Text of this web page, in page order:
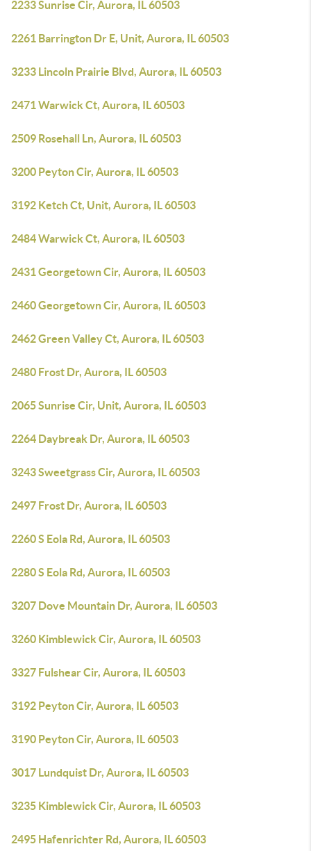
2233 Sunrise Cir, Aurora, IL 60503
2261 Barrington Dr E, Unit, Aurora, IL 60503
3233 Lincoln Prairie Blvd, Aurora, IL 60503
2471 Warwick Ct, Aurora, IL 60503
2509 Rosehall Ln, Aurora, IL 60503
3200 Peyton Cir, Aurora, IL 60503
3192 Ketch Ct, Unit, Aurora, IL 60503
2484 Warwick Ct, Aurora, IL 60503
2431 Georgetown Cir, Aurora, IL 60503
2460 Georgetown Cir, Aurora, IL 60503
2462 Green Valley Ct, Aurora, IL 60503
2480 Frost Dr, Aurora, IL 60503
2065 Sunrise Cir, Unit, Aurora, IL 60503
2264 Daybreak Dr, Aurora, IL 60503
3243 Sweetgrass Cir, Aurora, IL 60503
2497 Frost Dr, Aurora, IL 60503
2260 S Eola Rd, Aurora, IL 60503
2280 S Eola Rd, Aurora, IL 60503
3207 Dove Mountain Dr, Aurora, IL 60503
3260 Kimblewick Cir, Aurora, IL 60503
3327 Fulshear Cir, Aurora, IL 60503
3192 Peyton Cir, Aurora, IL 60503
3190 Peyton Cir, Aurora, IL 60503
3017 Lundquist Dr, Aurora, IL 60503
3235 Kimblewick Cir, Aurora, IL 60503
2495 Hafenrichter Rd, Aurora, IL 60503